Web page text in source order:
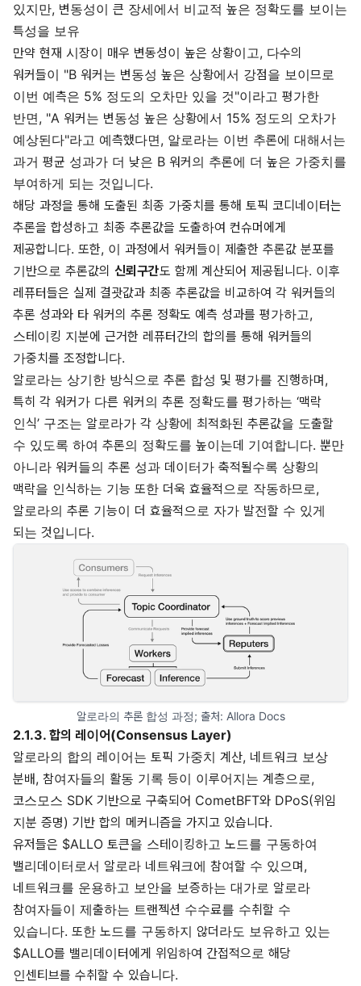
있지만, 변동성이 큰 장세에서 비교적 높은 정확도를 보이는
특성을 보유
만약 현재 시장이 매우 변동성이 높은 상황이고, 다수의
워커들이 "B 워커는 변동성 높은 상황에서 강점을 보이므로
이번 예측은 5% 정도의 오차만 있을 것"이라고 평가한
반면, "A 워커는 변동성 높은 상황에서 15% 정도의 오차가
예상된다"라고 예측했다면, 알로라는 이번 추론에 대해서는
과거 평균 성과가 더 낮은 B 워커의 추론에 더 높은 가중치를
부여하게 되는 것입니다.
해당 과정을 통해 도출된 최종 가중치를 통해 토픽 코디네이터는
추론을 합성하고 최종 추론값을 도출하여 컨슈머에게
제공합니다. 또한, 이 과정에서 워커들이 제출한 추론값 분포를
기반으로 추론값의 신뢰구간도 함께 계산되어 제공됩니다. 이후
레퓨터들은 실제 결괏값과 최종 추론값을 비교하여 각 워커들의
추론 성과와 타 워커의 추론 정확도 예측 성과를 평가하고,
스테이킹 지분에 근거한 레퓨터간의 합의를 통해 워커들의
가중치를 조정합니다.
알로라는 상기한 방식으로 추론 합성 및 평가를 진행하며,
특히 각 워커가 다른 워커의 추론 정확도를 평가하는 ‘맥락
인식’ 구조는 알로라가 각 상황에 최적화된 추론값을 도출할
수 있도록 하여 추론의 정확도를 높이는데 기여합니다. 뿐만
아니라 워커들의 추론 성과 데이터가 축적될수록 상황의
맥락을 인식하는 기능 또한 더욱 효율적으로 작동하므로,
알로라의 추론 기능이 더 효율적으로 자가 발전할 수 있게
되는 것입니다.
알로라의 추론 합성 과정; 출처: Allora Docs
2.1.3. 합의 레이어(Consensus Layer)
알로라의 합의 레이어는 토픽 가중치 계산, 네트워크 보상
분배, 참여자들의 활동 기록 등이 이루어지는 계층으로,
코스모스 SDK 기반으로 구축되어 CometBFT와 DPoS(위임
지분 증명) 기반 합의 메커니즘을 가지고 있습니다.
유저들은 $ALLO 토큰을 스테이킹하고 노드를 구동하여
밸리데이터로서 알로라 네트워크에 참여할 수 있으며,
네트워크를 운용하고 보안을 보증하는 대가로 알로라
참여자들이 제출하는 트랜젝션 수수료를 수취할 수
있습니다. 또한 노드를 구동하지 않더라도 보유하고 있는
$ALLO를 밸리데이터에게 위임하여 간접적으로 해당
인센티브를 수취할 수 있습니다.